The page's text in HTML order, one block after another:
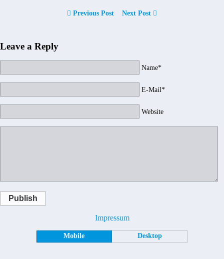
Previous Post Next Post
Leave a Reply
Name*
E-Mail*
Website
Publish
Impressum
Mobile Desktop